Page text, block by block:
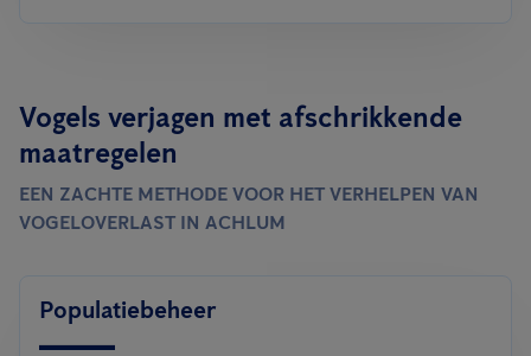
Vogels verjagen met afschrikkende
maatregelen
EEN ZACHTE METHODE VOOR HET VERHELPEN VAN
VOGELOVERLAST IN ACHLUM
Populatiebeheer